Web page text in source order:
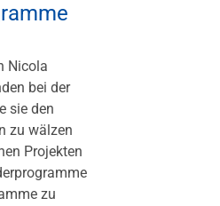
Nicola
bei der
sie den
zu wälzen
Projekten
zu